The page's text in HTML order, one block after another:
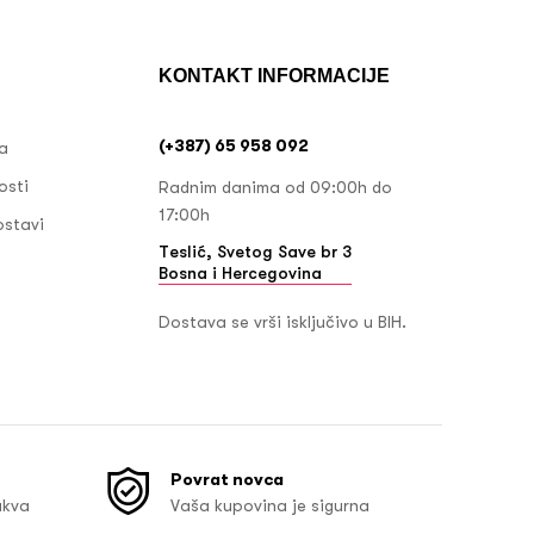
KONTAKT INFORMACIJE
(+387) 65 958 092
Radnim danima od 09:00h do
17:00h
Teslić, Svetog Save br 3
Bosna i Hercegovina
Dostava se vrši isključivo u BIH.
Povrat novca
Vaša kupovina je sigurna